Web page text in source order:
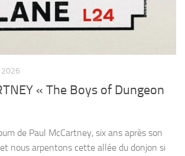
2026
« The Boys of Dungeon
de Paul McCartney, six ans après son
nous arpentons cette allée du donjon si